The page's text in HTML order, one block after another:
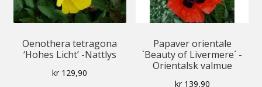
Oenothera tetragona
‘Hohes Licht’ -Nattlys
kr 129,90
Papaver orientale
`Beauty of Livermere´ -
Orientalsk valmue
kr139,90